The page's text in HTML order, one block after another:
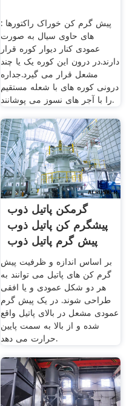
پیش گرم کن خوراک راکتورها :
های حاوی سیال به صورت
عمودی کنار دیوار کوره قرار
دارند.در درون این کوره یک یا چند
مشعل قرار می گیرد.جداره
درونی کوره های با شعله مستقیم
را با آجر های نسوز می پوشانند.
گرمکن پاتیل ذوب
پیشگرم کن پاتیل ذوب
پیش گرم پاتیل ذوب
بر اساس اندازه و ظرفیت پیش
گرم کن های پاتیل می توانند به
هر دو شکل عمودی و یا افقی
طراحی شوند. در یک پیش گرم
عمودی مشعل در بالای پاتیل واقع
شده و از بالا به سمت پایین
حرارت می دهد.